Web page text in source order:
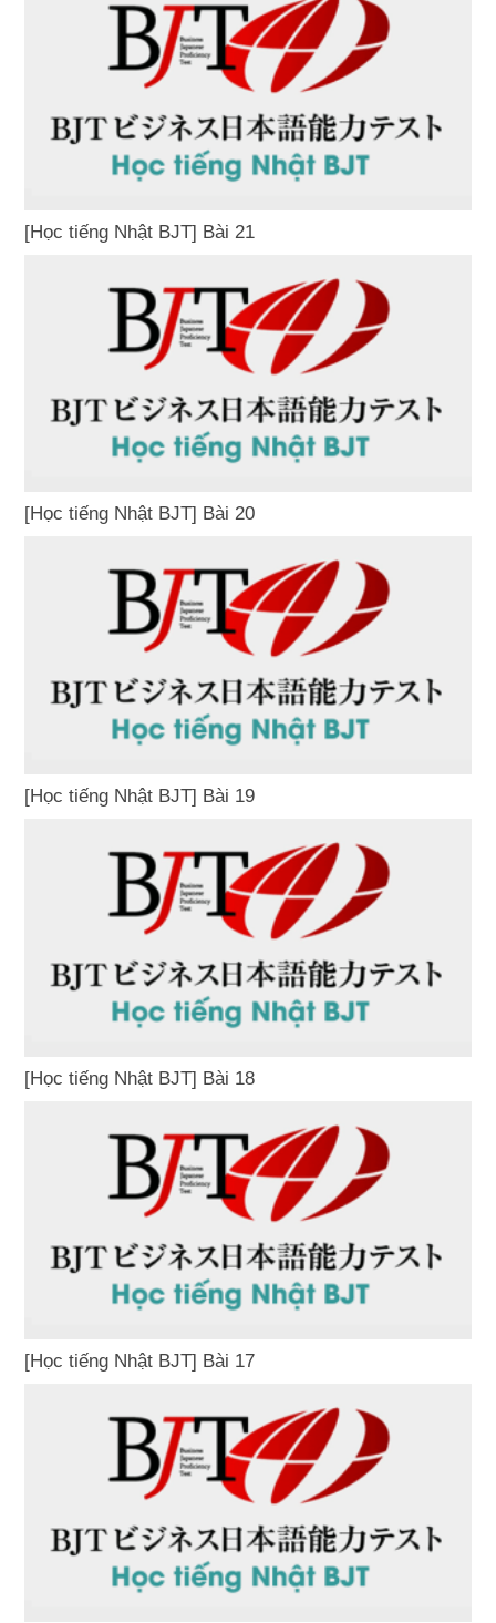
[Học tiếng Nhật BJT] Bài 21
[Học tiếng Nhật BJT] Bài 20
[Học tiếng Nhật BJT] Bài 19
[Học tiếng Nhật BJT] Bài 18
[Học tiếng Nhật BJT] Bài 17